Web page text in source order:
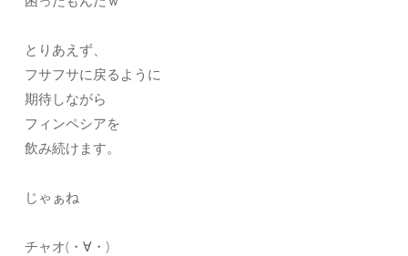
とりあえず、
フサフサに戻るように
期待しながら
フィンペシアを
飲み続けます。
じゃぁね
チャオ(・∀・)